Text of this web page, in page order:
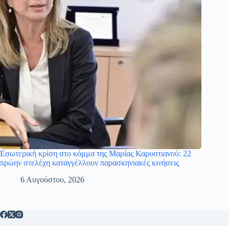
Εσωτερική κρίση στο κόμμα της Μαρίας Καρυστιανού: 22
πρώην στελέχη καταγγέλλουν παρασκηνιακές κινήσεις
6 Αυγούστου, 2026